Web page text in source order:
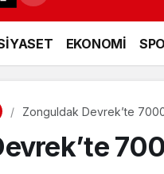
EKONOMİ
Zonguldak Devrek’te